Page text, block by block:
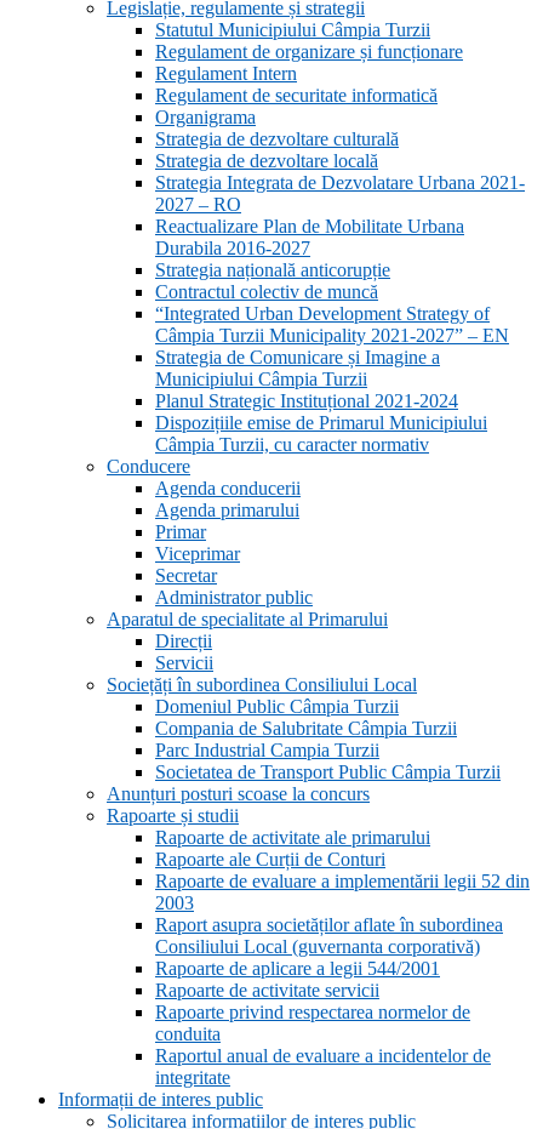
Legislație, regulamente și strategii
Statutul Municipiului Câmpia Turzii
Regulament de organizare și funcționare
Regulament Intern
Regulament de securitate informatică
Organigrama
Strategia de dezvoltare culturală
Strategia de dezvoltare locală
Strategia Integrata de Dezvolatare Urbana 2021-
2027 – RO
Reactualizare Plan de Mobilitate Urbana
Durabila 2016-2027
Strategia națională anticorupție
Contractul colectiv de muncă
“Integrated Urban Development Strategy of
Câmpia Turzii Municipality 2021-2027” – EN
Strategia de Comunicare și Imagine a
Municipiului Câmpia Turzii
Planul Strategic Instituțional 2021-2024
Dispozițiile emise de Primarul Municipiului
Câmpia Turzii, cu caracter normativ
Conducere
Agenda conducerii
Agenda primarului
Primar
Viceprimar
Secretar
Administrator public
Aparatul de specialitate al Primarului
Direcții
Servicii
Sociețăți în subordinea Consiliului Local
Domeniul Public Câmpia Turzii
Compania de Salubritate Câmpia Turzii
Parc Industrial Campia Turzii
Societatea de Transport Public Câmpia Turzii
Anunțuri posturi scoase la concurs
Rapoarte și studii
Rapoarte de activitate ale primarului
Rapoarte ale Curții de Conturi
Rapoarte de evaluare a implementării legii 52 din
2003
Raport asupra societăților aflate în subordinea
Consiliului Local (guvernanta corporativă)
Rapoarte de aplicare a legii 544/2001
Rapoarte de activitate servicii
Rapoarte privind respectarea normelor de
conduita
Raportul anual de evaluare a incidentelor de
integritate
Informații de interes public
Solicitarea informațiilor de interes public